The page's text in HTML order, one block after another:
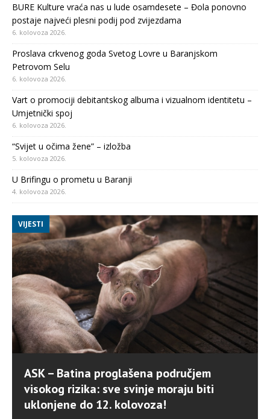
BURE Kulture vraća nas u lude osamdesete – Đola ponovno
postaje najveći plesni podij pod zvijezdama
6. kolovoza 2026.
Proslava crkvenog goda Svetog Lovre u Baranjskom
Petrovom Selu
6. kolovoza 2026.
Vart o promociji debitantskog albuma i vizualnom identitetu –
Umjetnički spoj
6. kolovoza 2026.
“Svijet u očima žene” – izložba
5. kolovoza 2026.
U Brifingu o prometu u Baranji
4. kolovoza 2026.
VIJESTI
ASK – Batina proglašena područjem
visokog rizika: sve svinje moraju biti
uklonjene do 12. kolovoza!